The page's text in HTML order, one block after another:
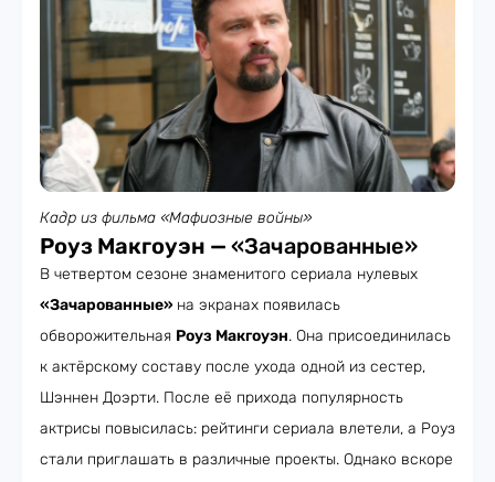
Кадр из фильма «Мафиозные войны»
Роуз Макгоуэн — «Зачарованные»
В четвертом сезоне знаменитого сериала нулевых
«Зачарованные» на экранах появилась
обворожительная Роуз Макгоуэн. Она присоединилась
к актёрскому составу после ухода одной из сестер,
Шэннен Доэрти. После её прихода популярность
актрисы повысилась: рейтинги сериала влетели, а Роуз
стали приглашать в различные проекты. Однако вскоре